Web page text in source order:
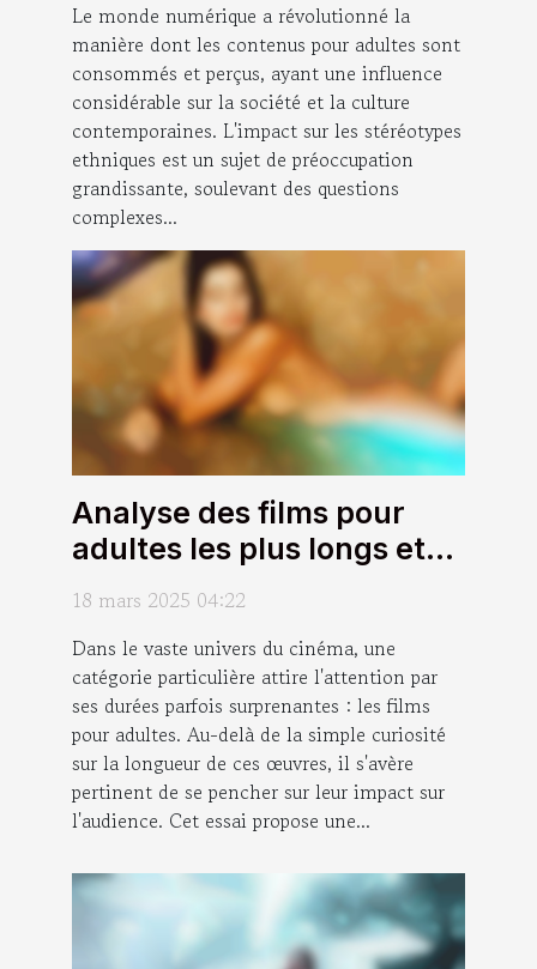
Le monde numérique a révolutionné la
manière dont les contenus pour adultes sont
consommés et perçus, ayant une influence
considérable sur la société et la culture
contemporaines. L'impact sur les stéréotypes
ethniques est un sujet de préoccupation
grandissante, soulevant des questions
complexes...
Analyse des films pour
adultes les plus longs et
leur impact sur l'audience
18 mars 2025 04:22
Dans le vaste univers du cinéma, une
catégorie particulière attire l'attention par
ses durées parfois surprenantes : les films
pour adultes. Au-delà de la simple curiosité
sur la longueur de ces œuvres, il s'avère
pertinent de se pencher sur leur impact sur
l'audience. Cet essai propose une...